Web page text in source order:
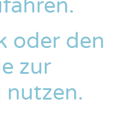
oder den
zur